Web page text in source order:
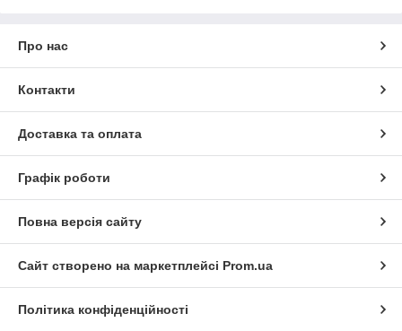
Про нас
Контакти
Доставка та оплата
Графік роботи
Повна версія сайту
Сайт створено на маркетплейсі Prom.ua
Політика конфіденційності